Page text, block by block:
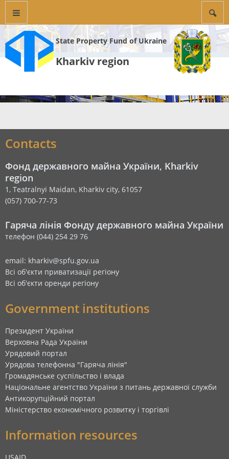
State Property Fund of Ukraine
Kharkiv region
Contacts
Фонд державного майна України, Kharkiv
region
1, Teatralnyi Maidan, Kharkiv city, 61057
(057) 700-77-73
Гаряча лінія Фонду державного майна України
телефон (044) 254 29 76
email: kharkiv@spfu.gov.ua
Всі об'єкти приватизації регіону
Всі об'єкти оренди регіону
Government institutions
Президент України
Верховна Рада України
Урядовий портал
Урядова телефонна "Гаряча лінія"
Громадянське суспільство і влада
Національне агентство України з питань державної служби
Антикорупційний портал
Міністерство економічного розвитку і торгівлі
Information resources